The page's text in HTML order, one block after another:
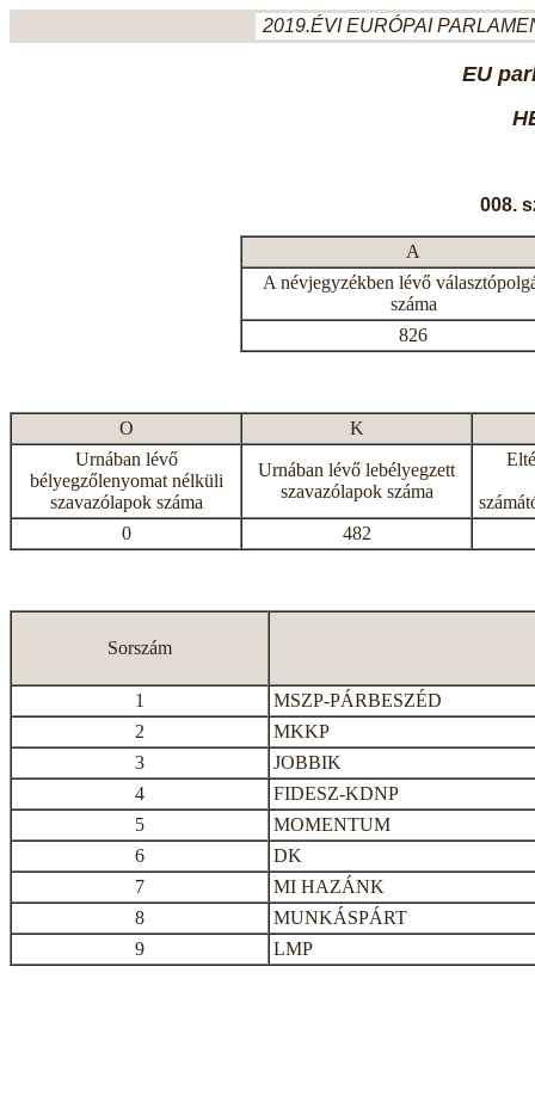
2019.ÉVI EURÓPAI
EU
008.
A
A névjegyzékben lévő
száma
826
O
K
Urnában lévő
bélyegzőlenyomat nélküli
szavazólapok száma
Urnában lévő lebélyegzett
szavazólapok száma
0
482
Sorszám
1
MSZP-PÁRBESZÉD
2
MKKP
3
JOBBIK
4
FIDESZ-KDNP
5
MOMENTUM
6
DK
7
MI HAZÁNK
8
MUNKÁSPÁRT
9
LMP